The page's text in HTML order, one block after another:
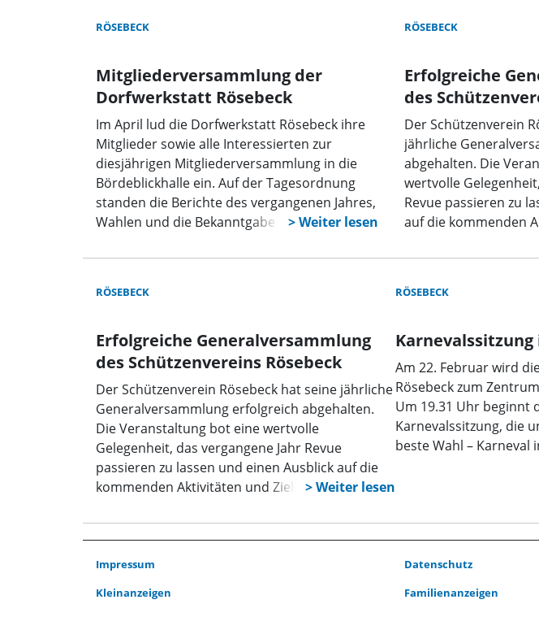
stand natürlich auch die Kommunalwahl am
RÖSEBECK
Mitgliederversammlung der
Dorfwerkstatt Rösebeck
Im April lud die Dorfwerkstatt Rösebeck ihre
Mitglieder sowie alle Interessierten zur
diesjährigen Mitgliederversammlung in die
Bördeblickhalle ein. Auf der Tagesordnung
standen die Berichte des vergangenen Jahres,
Wahlen und die Bekanntgabe bereits
RÖSEBECK
Erfolgreiche
des
Der Schützenverein
jährliche
abgehalten. Die
wertvolle
Revue passieren zu
auf die kommenden
RÖSEBECK
Erfolgreiche Generalversammlung
des Schützenvereins Rösebeck
Der Schützenverein Rösebeck hat seine jährliche
Generalversammlung erfolgreich abgehalten.
Die Veranstaltung bot eine wertvolle
Gelegenheit, das vergangene Jahr Revue
passieren zu lassen und einen Ausblick auf die
kommenden Aktivitäten und Ziele des Vereins zu
RÖSEBECK
Am 22. Februar wird
Rösebeck zum
Um 19.31 Uhr beginnt
Karnevalssitzung, die
beste Wahl – Karneval
Impressum Datenschutz
Kleinanzeigen
Familienanzeigen